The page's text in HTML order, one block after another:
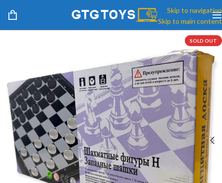
Skip to navigation
Skip to main content
SOLD OUT